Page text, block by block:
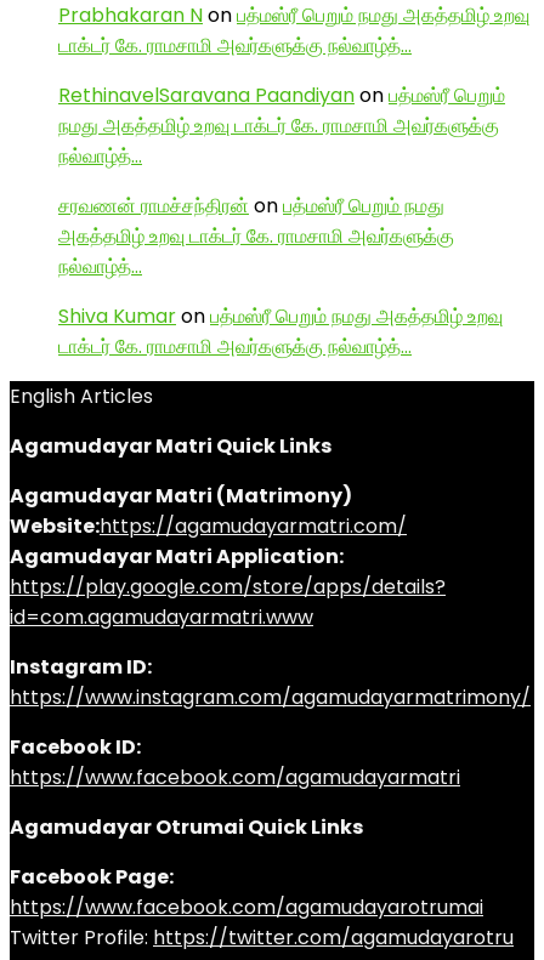
Prabhakaran Nonபத்மஸ்ரீ பெறும் நமது அகத்தமிழ் உறவு
டாக்டர் கே. ராமசாமி அவர்களுக்கு நல்வாழ்த்…
RethinavelSaravana Paandiyanonபத்மஸ்ரீ பெறும்
நமது அகத்தமிழ் உறவு டாக்டர் கே. ராமசாமி அவர்களுக்கு
நல்வாழ்த்…
சரவணன் ராமச்சந்திரன் onபத்மஸ்ரீ பெறும் நமது
அகத்தமிழ் உறவு டாக்டர் கே. ராமசாமி அவர்களுக்கு
நல்வாழ்த்…
Shiva Kumaronபத்மஸ்ரீ பெறும் நமது அகத்தமிழ் உறவு
டாக்டர் கே. ராமசாமி அவர்களுக்கு நல்வாழ்த்…
English Articles
Agamudayar Matri Quick Links
Agamudayar Matri (Matrimony)
Website:https://agamudayarmatri.com/
Agamudayar Matri Application:
https://play.google.com/store/apps/details?
id=com.agamudayarmatri.www
Instagram ID:
https://www.instagram.com/agamudayarmatrimony/
Facebook ID:
https://www.facebook.com/agamudayarmatri
Agamudayar Otrumai Quick Links
Facebook Page:
https://www.facebook.com/agamudayarotrumai
Twitter Profile: https://twitter.com/agamudayarotru